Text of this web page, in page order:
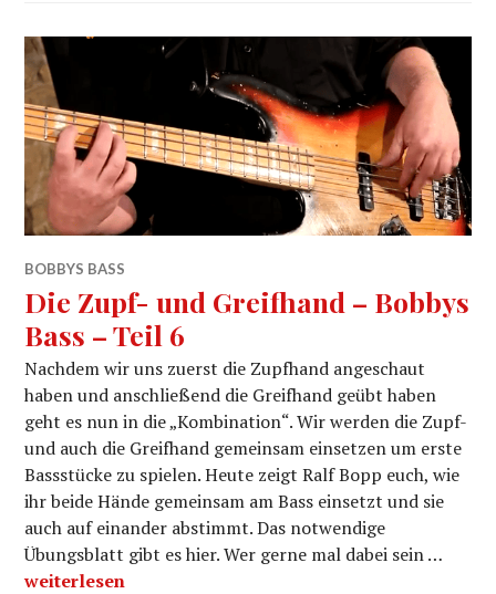
BOBBYS BASS
Die Zupf- und Greifhand – Bobbys
Bass – Teil 6
Nachdem wir uns zuerst die Zupfhand angeschaut
haben und anschließend die Greifhand geübt haben
geht es nun in die „Kombination“. Wir werden die Zupf-
und auch die Greifhand gemeinsam einsetzen um erste
Bassstücke zu spielen. Heute zeigt Ralf Bopp euch, wie
ihr beide Hände gemeinsam am Bass einsetzt und sie
auch auf einander abstimmt. Das notwendige
Übungsblatt gibt es hier. Wer gerne mal dabei sein …
Die Zupf- und Greifhand – Bobbys Bass – Teil 6
weiterlesen